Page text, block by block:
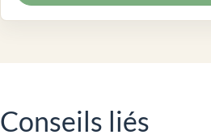
Conseils liés